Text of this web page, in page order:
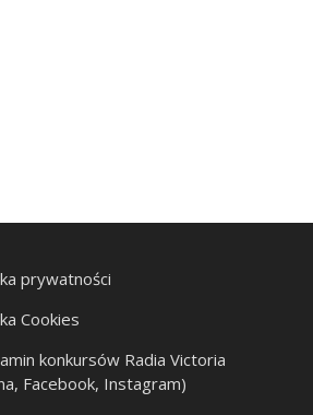
prywatności
Cookies
konkursów Radia Victoria
Facebook, Instagram)